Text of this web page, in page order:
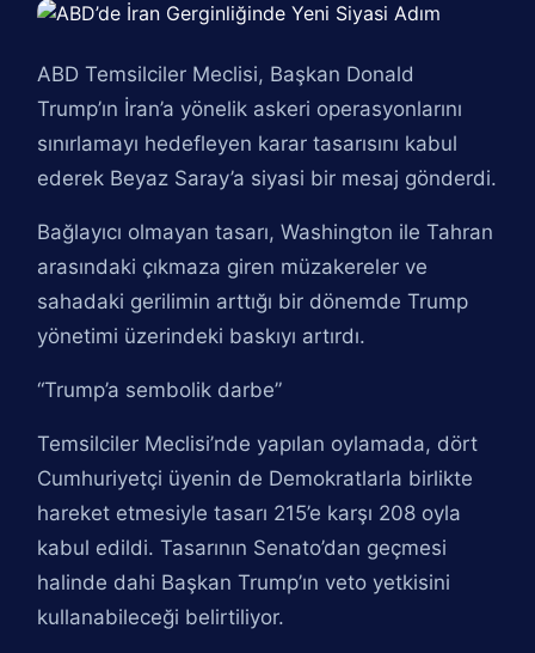
ABD Temsilciler Meclisi, Başkan Donald
Trump’ın İran’a yönelik askeri operasyonlarını
sınırlamayı hedefleyen karar tasarısını kabul
ederek Beyaz Saray’a siyasi bir mesaj gönderdi.
Bağlayıcı olmayan tasarı, Washington ile Tahran
arasındaki çıkmaza giren müzakereler ve
sahadaki gerilimin arttığı bir dönemde Trump
yönetimi üzerindeki baskıyı artırdı.
“Trump’a sembolik darbe”
Temsilciler Meclisi’nde yapılan oylamada, dört
Cumhuriyetçi üyenin de Demokratlarla birlikte
hareket etmesiyle tasarı 215’e karşı 208 oyla
kabul edildi. Tasarının Senato’dan geçmesi
halinde dahi Başkan Trump’ın veto yetkisini
kullanabileceği belirtiliyor.